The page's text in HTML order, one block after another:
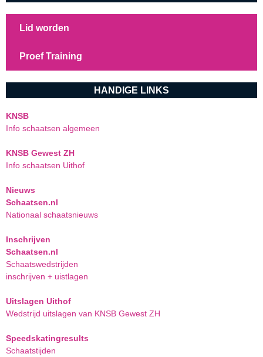
Lid worden
Proef Training
HANDIGE LINKS
KNSB
Info schaatsen algemeen
KNSB Gewest ZH
Info schaatsen Uithof
Nieuws
Schaatsen.nl
Nationaal schaatsnieuws
Inschrijven
Schaatsen.nl
Schaatswedstrijden
inschrijven + uistlagen
Uitslagen Uithof
Wedstrijd uitslagen van KNSB Gewest ZH
Speedskatingresults
Schaatstijden